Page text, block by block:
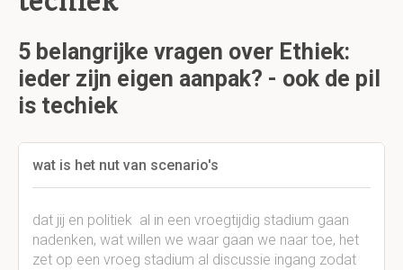
5 belangrijke vragen over Ethiek:
ieder zijn eigen aanpak? - ook de pil
is techiek
wat is het nut van scenario's
dat jij en politiek al in een vroegtijdig stadium gaan
nadenken, wat willen we waar gaan we naar toe, het
zet op een vroeg stadium al discussie ingang zodat